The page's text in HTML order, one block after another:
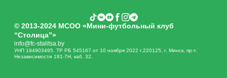
© 2013-2024 МСОО «Мини-футбольный клуб
“Столица”»
info@fc-stalitsa.by
УНП 194903495. ТР РБ 545167 от 10 ноября 2022 г.220125, г. Минск, пр-т.
Независимости 181-7Н, каб. 32.